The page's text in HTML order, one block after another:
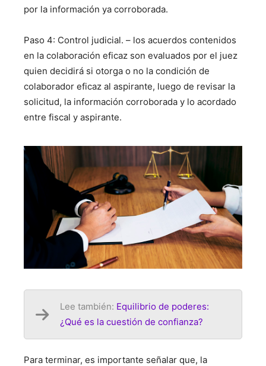
por la información ya corroborada.
Paso 4: Control judicial. – los acuerdos contenidos
en la colaboración eficaz son evaluados por el juez
quien decidirá si otorga o no la condición de
colaborador eficaz al aspirante, luego de revisar la
solicitud, la información corroborada y lo acordado
entre fiscal y aspirante.
Lee también: Equilibrio de poderes:
¿Qué es la cuestión de confianza?
Para terminar, es importante señalar que, la